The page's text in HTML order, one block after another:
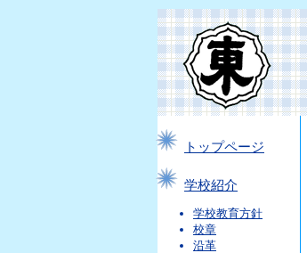
トップページ
学校紹介
学校教育方針
校章
沿革